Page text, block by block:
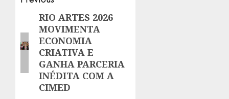
navigation
Previous
post:
RIO ARTES 2026
MOVIMENTA
ECONOMIA
CRIATIVA E
GANHA PARCERIA
INÉDITA COM A
CIMED